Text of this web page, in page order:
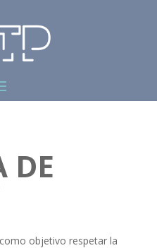
DE
como objetivo respetar la